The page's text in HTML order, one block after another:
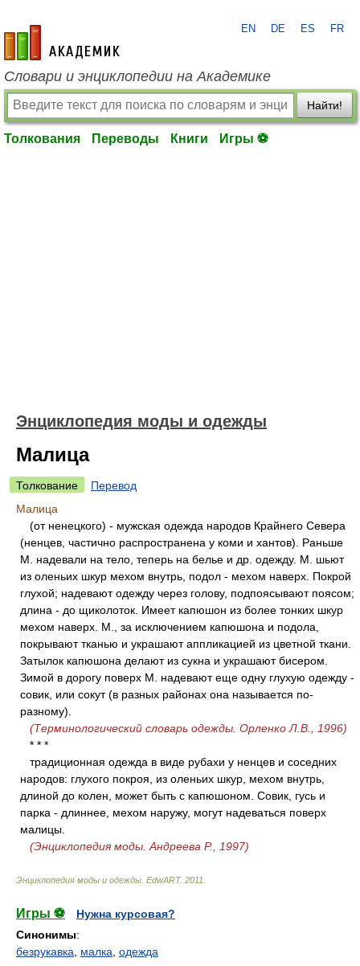
academic.ru
EN DE ES FR
Словари и энциклопедии на Академике
Найти!
Толкования Переводы Книги Игры ⚽
Энциклопедия моды и одежды
Малица
Толкование
Перевод
Малица
(от ненецкого) - мужская одежда народов Крайнего Севера
(ненцев, частично распространена у коми и хантов). Раньше
М. надевали на тело, теперь на белье и др. одежду. М. шьют
из оленьих шкур мехом внутрь, подол - мехом наверх. Покрой
глухой; надевают одежду через голову, подпоясывают поясом;
длина - до щиколоток. Имеет капюшон из более тонких шкур
мехом наверх. М., за исключением капюшона и подола,
покрывают тканью и украшают аппликацией из цветной ткани.
Затылок капюшона делают из сукна и украшают бисером.
Зимой в дорогу поверх М. надевают еще одну глухую одежду -
совик, или сокут (в разных районах она называется по-
разному).
(Терминологический словарь одежды. Орленко Л.В., 1996)
* * *
традиционная одежда в виде рубахи у ненцев и соседних
народов: глухого покроя, из оленьих шкур, мехом внутрь,
длиной до колен, может быть с капюшоном. Совик, гусь и
парка - длиннее, мехом наружу, могут надеваться поверх
малицы.
(Энциклопедия моды. Андреева Р., 1997)
Энциклопедия моды и одежды EdwART. 2011
Игры ⚽
Нужна курсовая?
Синонимы:
безрукавка
малка одежда